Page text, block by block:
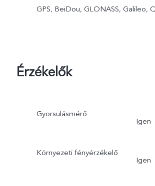
GPS, BeiDou, GLONASS, Galileo,
Érzékelők
Gyorsulásmérő
Igen
Környezeti fényérzékelő
Igen